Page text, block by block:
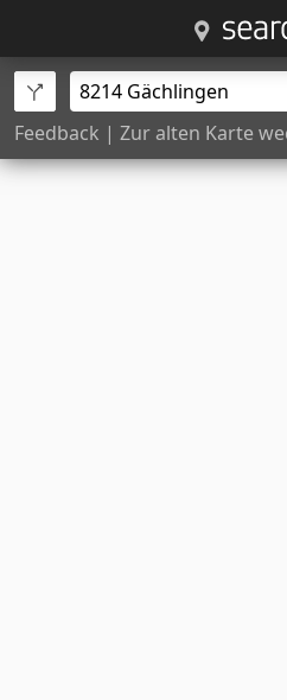
Feedback | Zur alten Karte